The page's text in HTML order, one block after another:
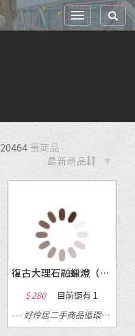
20464 筆商品
最新商品
復古大理石融蠟燈（含額外燈泡*1）
$ 280 目前還有 1
---好伶居二手商品循環店